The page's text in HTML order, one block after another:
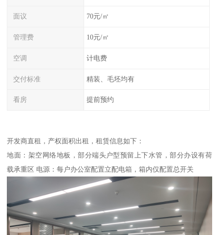
面议 70元/㎡
管理费 10元/㎡
空调 计电费
交付标准 精装、毛坯均有
看房 提前预约
开发商直租，产权面积出租，租赁信息如下：
地面：架空网络地板，部分端头户型预留上下水管，部分办设有荷
载承重区 电源：每户办公室配置立配电箱，箱内仅配置总开关